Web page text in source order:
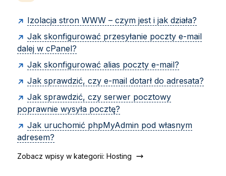
Izolacja stron WWW – czym jest i jak działa?
Jak skonfigurować przesyłanie poczty e-mail
dalej w cPanel?
Jak skonfigurować alias poczty e-mail?
Jak sprawdzić, czy e-mail dotarł do adresata?
Jak sprawdzić, czy serwer pocztowy
poprawnie wysyła pocztę?
Jak uruchomić phpMyAdmin pod własnym
adresem?
Zobacz wpisy w kategorii: Hosting